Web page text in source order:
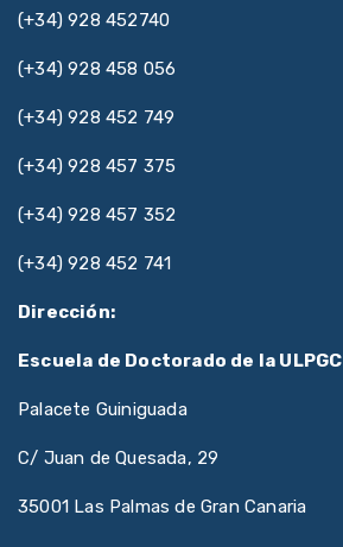
(+34) 928 452740
(+34) 928 458 056
(+34) 928 452 749
(+34) 928 457 375
(+34) 928 457 352
(+34) 928 452 741
Dirección:
Escuela de Doctorado de la ULPGC
Palacete Guiniguada
C/ Juan de Quesada, 29
35001 Las Palmas de Gran Canaria